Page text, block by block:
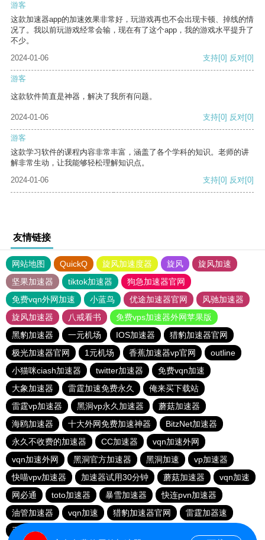
游客
这款加速器app的加速效果非常好，玩游戏再也不会出现卡顿、掉线的情
况了。我以前玩游戏经常会输，现在有了这个app，我的游戏水平提升了
不少。
2024-01-06
支持[0] 反对[0]
游客
这款软件简直是神器，解决了我所有问题。
2024-01-06 支持[0] 反对[0]
游客
这款学习软件的课程内容非常丰富，涵盖了各个学科的知识。老师的讲
解非常生动，让我能够轻松理解知识点。
2024-01-06
支持[0] 反对[0]
友情链接
网站地图 QuickQ 旋风加速度器 旋风
旋风加速
坚果加速器
tiktok加速器
狗急加速器官网
免费vqn外网加速
小蓝鸟 优途加速器官网
风驰加速器
旋风加速器
八戒看书
免费vps加速器外网苹果版
黑豹加速器
一元机场 IOS加速器
猎豹加速器官网
极光加速器官网
1元机场 香蕉加速器vp官网
outline
小猫咪ciash加速器
twitter加速器
免费vqn加速
大象加速器
雷霆加速免费永久
俺来买下载站
雷霆vp加速器
黑洞vp永久加速器
蘑菇加速器
海鸥加速器
十大外网免费加速神器
BitzNet加速器
永久不收费的加速器
CC加速器
vqn加速外网
vqn加速外网
黑洞官方加速器 黑洞加速
vp加速器
快喵vpv加速器
加速器试用30分钟 蘑菇加速器
vqn加速
网必通
toto加速器 暴雪加速器
快连pvn加速器
油管加速器
vqn加速 猎豹加速器官网
雷霆加器速
手机外国加速器官网